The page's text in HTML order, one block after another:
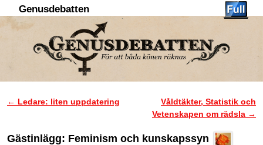
Genusdebatten
Inläggsnavigering
← Ledare: liten uppdatering
Våldtäkter, Statistik och
Vetenskapen om rädsla →
Gästinlägg: Feminism och kunskapssyn